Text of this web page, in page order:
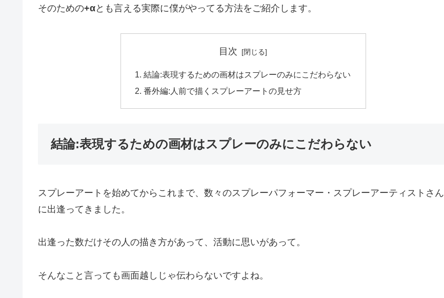
そのための+αとも言える実際に僕がやってる方法をご紹介します。
目次
結論:表現するための画材はスプレーのみにこだわらない
番外編:人前で描くスプレーアートの見せ方
結論:表現するための画材はスプレーのみにこだわらない
スプレーアートを始めてからこれまで、数々のスプレーパフォーマー・スプレーアーティストさん
に出逢ってきました。
出逢った数だけその人の描き方があって、活動に思いがあって。
そんなこと言っても画面越しじゃ伝わらないですよね。